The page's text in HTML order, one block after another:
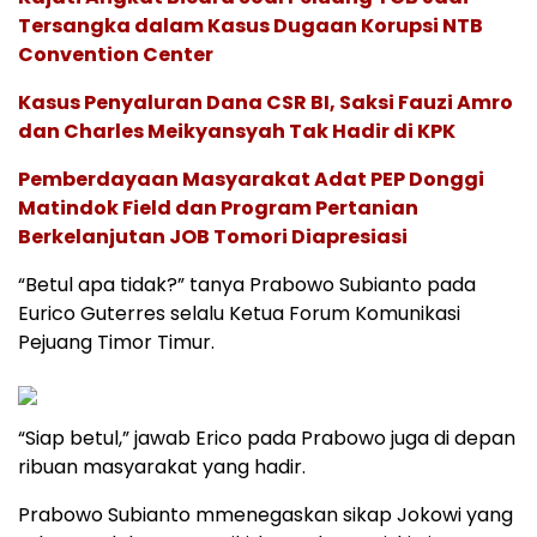
Tersangka dalam Kasus Dugaan Korupsi NTB
Convention Center
Kasus Penyaluran Dana CSR BI, Saksi Fauzi Amro
dan Charles Meikyansyah Tak Hadir di KPK
Pemberdayaan Masyarakat Adat PEP Donggi
Matindok Field dan Program Pertanian
Berkelanjutan JOB Tomori Diapresiasi
“Betul apa tidak?” tanya Prabowo Subianto pada
Eurico Guterres selalu Ketua Forum Komunikasi
Pejuang Timor Timur.
“Siap betul,” jawab Erico pada Prabowo juga di depan
ribuan masyarakat yang hadir.
Prabowo Subianto mmenegaskan sikap Jokowi yang